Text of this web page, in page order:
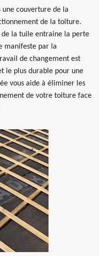
une couverture de la
de la toiture.
de la tuile entraine la perte
manifeste par la
de changement est
le plus durable pour une
vous aide à éliminer les
de votre toiture face